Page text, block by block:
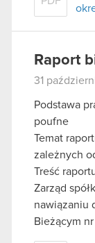
Raport
31
Podstawa
poufne
Temat
zależnych
Treść
Zarząd
nawiązaniu
Bieżącym